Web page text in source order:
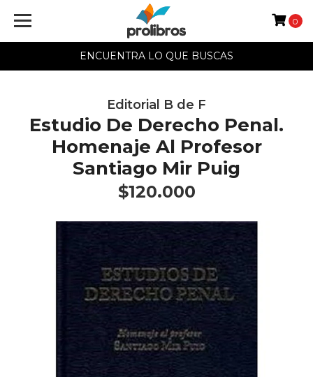
ENCUENTRA LO QUE BUSCAS
0
Editorial B de F
Estudio De Derecho Penal.
Homenaje Al Profesor
Santiago Mir Puig
$120.000